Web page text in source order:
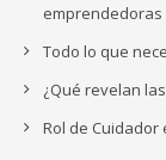
emprendedoras
Todo lo que
¿Qué revelan
Rol de Cuidador